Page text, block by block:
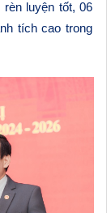
rèn luyện tốt,06
tích cao trong